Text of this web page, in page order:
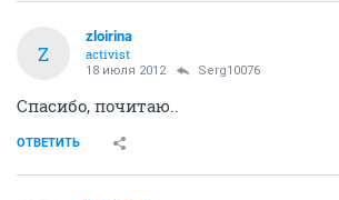
Z
zloirina
activist
18 июля 2012 Serg10076
Спасибо, почитаю..
ОТВЕТИТЬ